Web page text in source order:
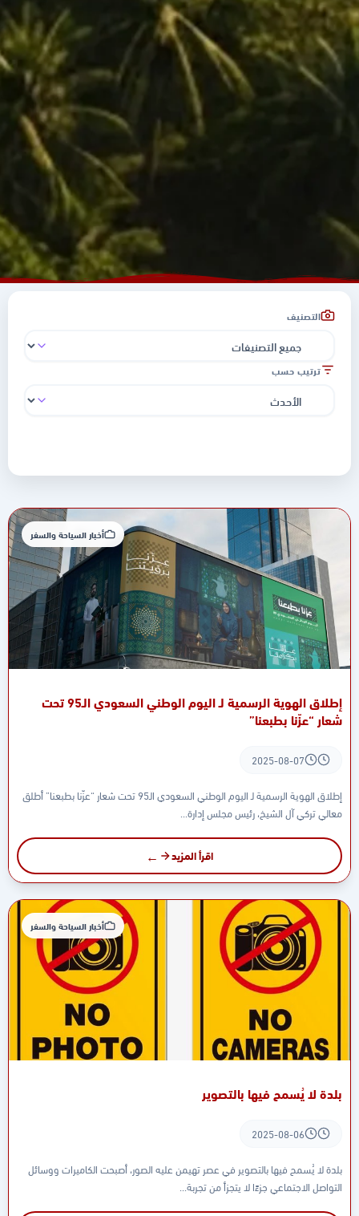
التصنيف
ترتيب حسب
أخبار السياحة والسفر
إطلاق الهوية الرسمية لـ اليوم الوطني السعودي الـ95 تحت
شعار “عزّنا بطبعنا”
2025-08-07
إطلاق الهوية الرسمية لـ اليوم الوطني السعودي الـ95 تحت شعار “عزّنا بطبعنا” أطلق
معالي تركي آل الشيخ، رئيس مجلس إدارة...
اقرأ المزيد
أخبار السياحة والسفر
بلدة لا يُسمح فيها بالتصوير
2025-08-06
بلدة لا يُسمح فيها بالتصوير في عصر تهيمن عليه الصور، أصبحت الكاميرات ووسائل
التواصل الاجتماعي جزءًا لا يتجزأ من تجربة...